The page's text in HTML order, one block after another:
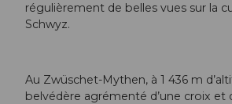
régulièrement de belles vues sur la
Schwyz.
Au Zwüschet-Mythen, à 1 436 m
belvédère agrémenté d’une croix et